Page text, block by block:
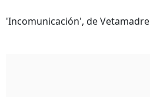
'Incomunicación', de Vetamadre